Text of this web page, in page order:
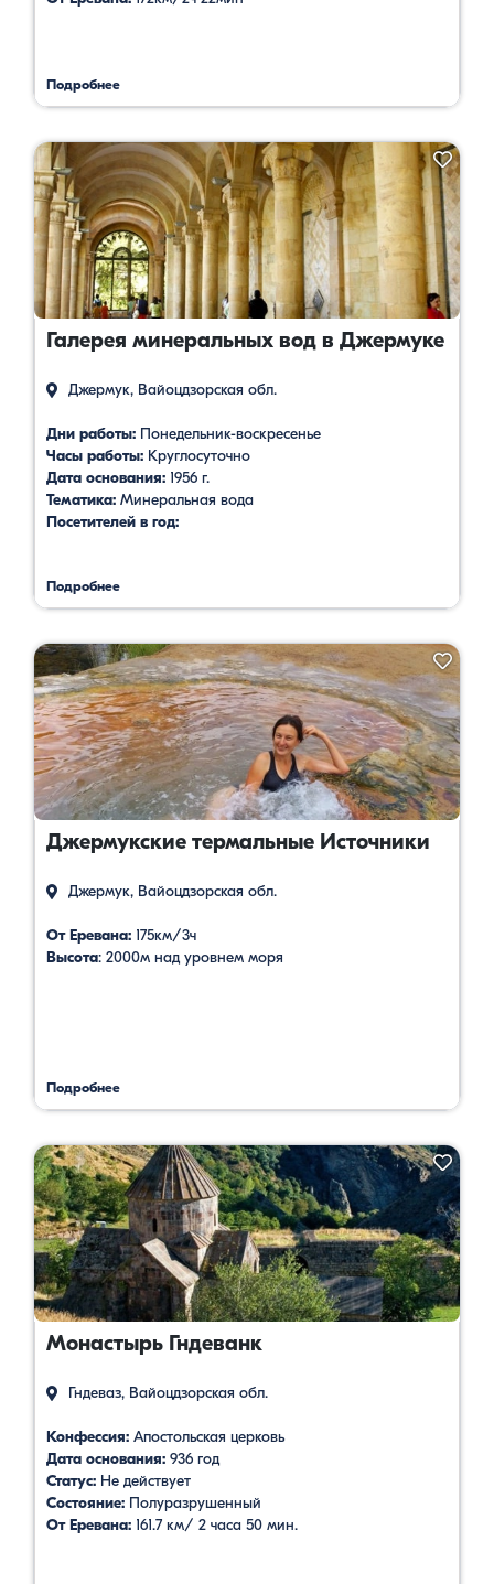
Подробнее
Галерея минеральных вод в Джермуке
Джермук, Вайоцдзорская обл.
Дни работы: Понедельник-воскресенье
Часы работы: Круглосуточно
Дата основания: 1956 г.
Тематика: Минеральная вода
Посетителей в год:
Подробнее
Джермукские термальные Источники
Джермук, Вайоцдзорская обл.
От Еревана: 175км/3ч
Высота: 2000м над уровнем моря
Подробнее
Монастырь Гндеванк
Гндеваз, Вайоцдзорская обл.
Конфессия: Aпостольская церковь
Дата основания: 936 год
Статус: Не действует
Состояние: Полуразрушенный
От Еревана: 161.7 км/ 2 часа 50 мин.